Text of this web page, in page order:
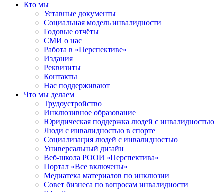
Кто мы
Уставные документы
Социальная модель инвалидности
Годовые отчёты
СМИ о нас
Работа в «Перспективе»
Издания
Реквизиты
Контакты
Нас поддерживают
Что мы делаем
Трудоустройство
Инклюзивное образование
Юридическая поддержка людей с инвалидностью
Люди с инвалидностью в спорте
Социализация людей с инвалидностью
Универсальный дизайн
Веб-школа РООИ «Перспектива»
Портал «Все включены»
Медиатека материалов по инклюзии
Совет бизнеса по вопросам инвалидности